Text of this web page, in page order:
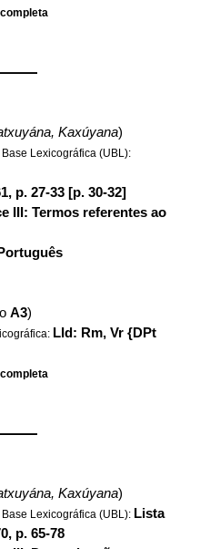
completa
Kaxúyana)
Lexicográfica (UBL):
p. 27-33 [p. 30-32]
III: Termos referentes ao
A3)
LId: Rm, Vr {DPt
completa
Kaxúyana)
Lexicográfica (UBL): Lista
p. 65-78